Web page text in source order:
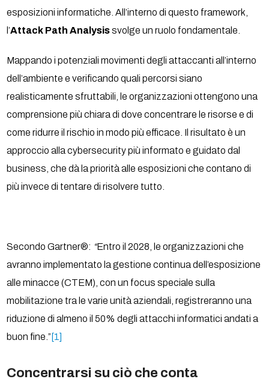
esposizioni informatiche. All’interno di questo framework,
l’Attack Path Analysissvolge un ruolo fondamentale.
Mappando i potenziali movimenti degli attaccanti all’interno
dell’ambiente e verificando quali percorsi siano
realisticamente sfruttabili, le organizzazioni ottengono una
comprensione più chiara di dove concentrare le risorse e di
come ridurre il rischio in modo più efficace. Il risultato è un
approccio alla cybersecurity più informato e guidato dal
business, che dà la priorità alle esposizioni che contano di
più invece di tentare di risolvere tutto.
Secondo Gartner®: “Entro il 2028, le organizzazioni che
avranno implementato la gestione continua dell’esposizione
alle minacce (CTEM), con un focus speciale sulla
mobilitazione tra le varie unità aziendali, registreranno una
riduzione di almeno il 50% degli attacchi informatici andati a
buon fine.” [1]
Concentrarsi su ciò che conta